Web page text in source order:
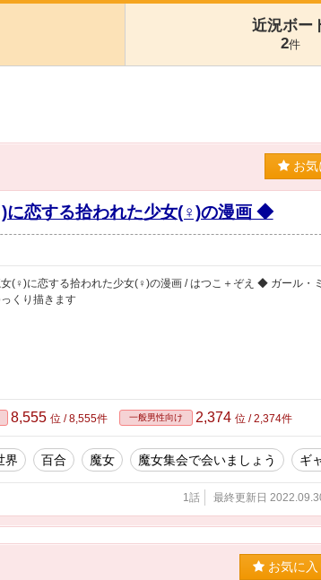
近況ボー
2件
お
恋する拾われた少女(♀)の漫画 ◆
(♀)に恋する拾われた少女(♀)の漫画 / はつこ＋ぞえ ◆ ガール・
くり描きます
8,555 位 / 8,555件 一般男性向け 2,374 位 / 2,374件
界 百合 魔女 魔女集会で会いましょう ギ
1話 最終更新日
お気に